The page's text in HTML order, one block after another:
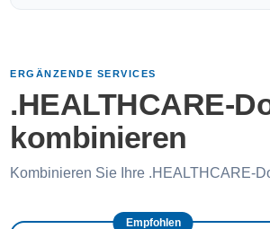
ERGÄNZENDE SERVICES
.HEALTHCARE-
kombinieren
Kombinieren Sie Ihre .HEALTHCARE-
Empfohlen